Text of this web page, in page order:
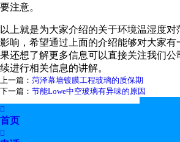
要注意。
以上就是为大家介绍的关于环境温湿度对
影响，希望通过上面的介绍能够对大家有
果还想了解更多信息可以直接关注我们
续进行相关信息的讲解。
上一篇： 菏泽幕墙镀膜工程玻璃的质保期
下一篇： 节能Lowe中空玻璃有异味的原因

首页
